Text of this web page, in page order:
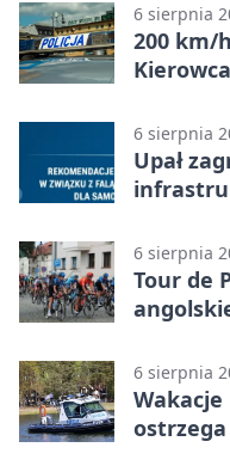
6 sierpnia
200 km/
6 sierpnia
Upał
6 sierpnia
Tour de
6 sierpnia
Wakacje